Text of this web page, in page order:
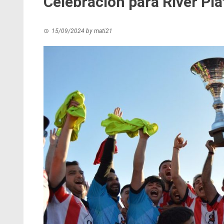
15/09/2024 by mati21